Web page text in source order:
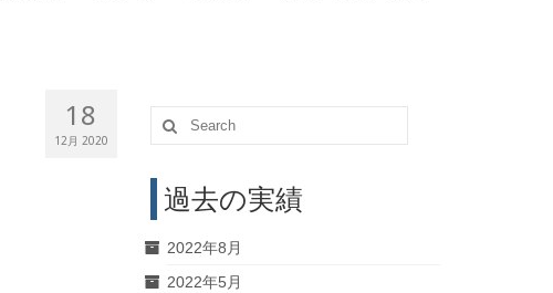
18
12月 2020
Search
for:
過去の実績
2022年8月
2022年5月